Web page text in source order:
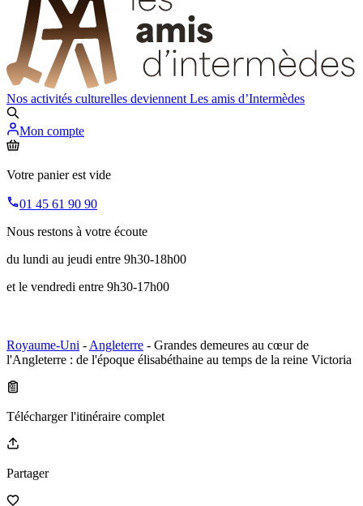
Nos activités culturelles deviennent Les amis d’Intermèdes
Mon compte
Votre panier est vide
01 45 61 90 90
Nous restons à votre écoute
du lundi au jeudi entre 9h30-18h00
et le vendredi entre 9h30-17h00
Royaume-Uni - Angleterre - Grandes demeures au cœur de
l'Angleterre : de l'époque élisabéthaine au temps de la reine Victoria
Télécharger l'itinéraire complet
Partager